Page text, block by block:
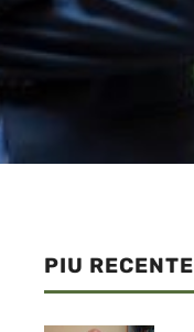
PIU RECENTE